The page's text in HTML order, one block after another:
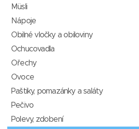
Müsli
Nápoje
Obilné vločky a obiloviny
Ochucovadla
Ořechy
Ovoce
Paštiky, pomazánky a saláty
Pečivo
Polevy, zdobení